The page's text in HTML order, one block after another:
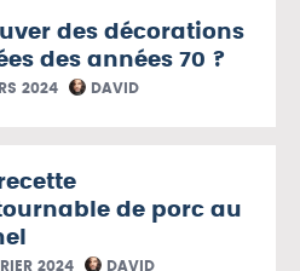
des décorations
des années 70 ?
2024 DAVID
de porc au
2024 DAVID